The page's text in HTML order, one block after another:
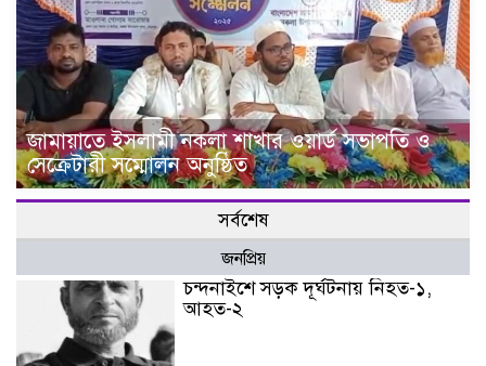
জামায়াতে ইসলামী নকলা শাখার ওয়ার্ড সভাপতি ও
সেক্রেটারী সম্মোলন অনুষ্ঠিত
সর্বশেষ
জনপ্রিয়
চন্দনাইশে সড়ক দূর্ঘটনায় নিহত-১,
আহত-২